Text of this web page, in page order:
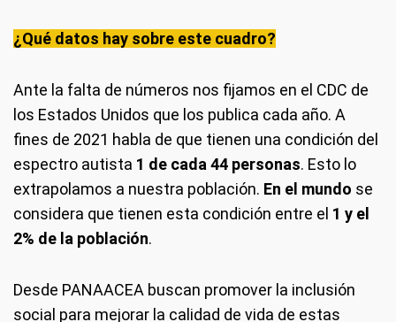
¿Qué datos hay sobre este cuadro?
Ante la falta de números nos fijamos en el CDC de
los Estados Unidos que los publica cada año. A
fines de 2021 habla de que tienen una condición del
espectro autista 1 de cada 44 personas. Esto lo
extrapolamos a nuestra población. En el mundo se
considera que tienen esta condición entre el 1 y el
2% de la población.
Desde PANAACEA buscan promover la inclusión
social para mejorar la calidad de vida de estas